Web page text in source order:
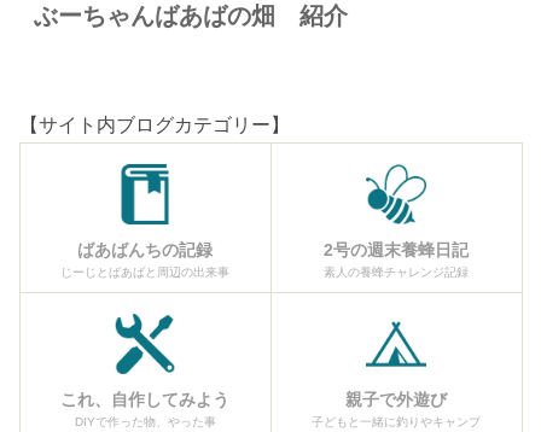
ぶーちゃんばあばの畑 紹介
【サイト内ブログカテゴリー】
ばあばんちの記録
じーじとばあばと周辺の出来事
2号の週末養蜂日記
素人の養蜂チャレンジ記録
これ、自作してみよう
DIYで作った物、やった事
親子で外遊び
子どもと一緒に釣りやキャンプ